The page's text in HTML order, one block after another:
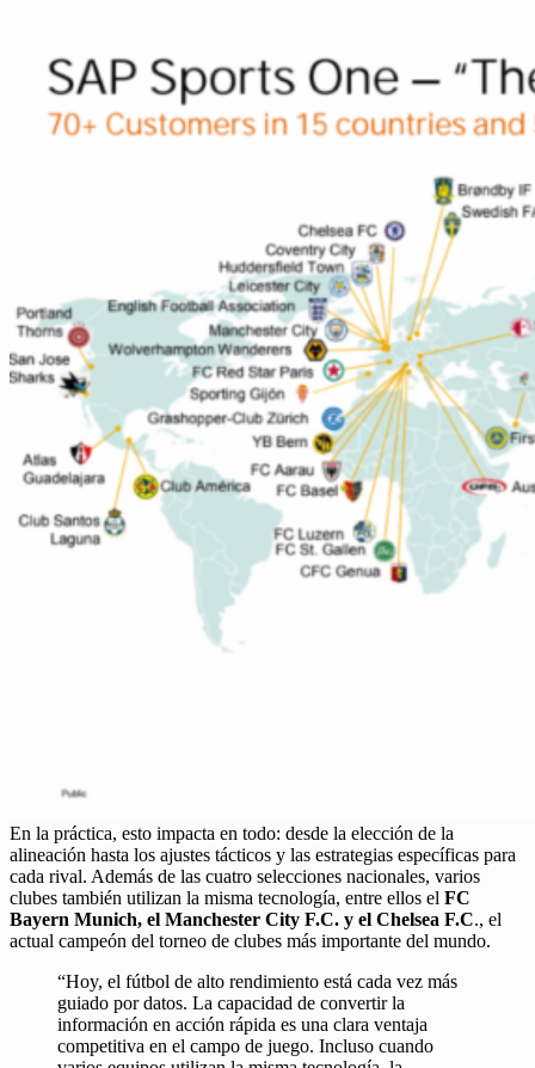
En la práctica, esto impacta en todo: desde la elección de la
alineación hasta los ajustes tácticos y las estrategias específicas para
cada rival. Además de las cuatro selecciones nacionales, varios
clubes también utilizan la misma tecnología, entre ellos el FC
Bayern Munich, el Manchester City F.C. y el Chelsea F.C., el
actual campeón del torneo de clubes más importante del mundo.
“Hoy, el fútbol de alto rendimiento está cada vez más
guiado por datos. La capacidad de convertir la
información en acción rápida es una clara ventaja
competitiva en el campo de juego. Incluso cuando